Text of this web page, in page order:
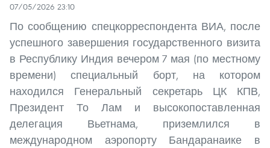
07/05/2026 23:10
По сообщению спецкорреспондента ВИА, после
успешного завершения государственного визита
в Республику Индия вечером 7 мая (по местному
времени) специальный борт, на котором
находился Генеральный секретарь ЦК КПВ,
Президент То Лам и высокопоставленная
делегация Вьетнама, приземлился в
международном аэропорту Бандаранаике в